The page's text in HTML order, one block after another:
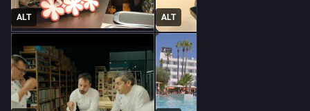
ALT ALT